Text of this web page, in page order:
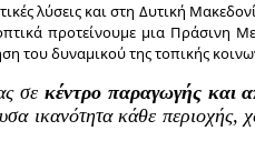
λύσεις και στη Δυτική
προτείνουμε μια Πράσινη
του δυναμικού της τοπικής
σε κέντρο παραγωγής και
ικανότητα κάθε περιοχής,